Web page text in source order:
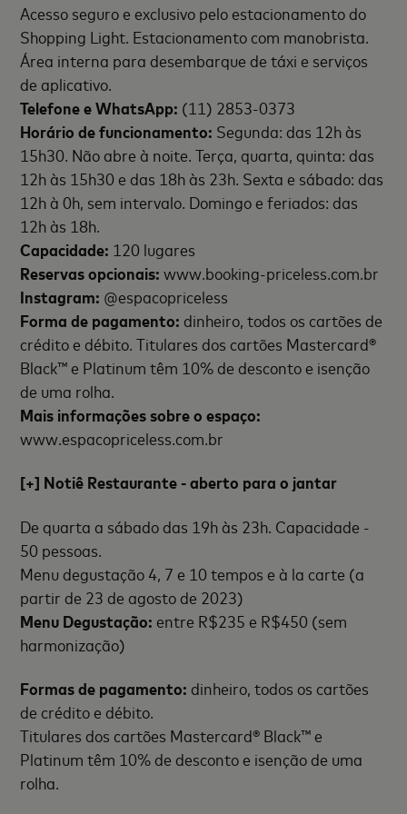
Acesso seguro e exclusivo pelo estacionamento do
Shopping Light. Estacionamento com manobrista.
Área interna para desembarque de táxi e serviços
de aplicativo.
Telefone e WhatsApp: (11) 2853-0373
Horário de funcionamento: Segunda: das 12h às
15h30. Não abre à noite. Terça, quarta, quinta: das
12h às 15h30 e das 18h às 23h. Sexta e sábado: das
12h à 0h, sem intervalo. Domingo e feriados: das
12h às 18h.
Capacidade: 120 lugares
Reservas opcionais: www.booking-priceless.com.br
Instagram: @espacopriceless
Forma de pagamento: dinheiro, todos os cartões de
crédito e débito. Titulares dos cartões Mastercard®
Black™ e Platinum têm 10% de desconto e isenção
de uma rolha.
Mais informações sobre o espaço:
www.espacopriceless.com.br
[+] Notiê Restaurante - aberto para o jantar
De quarta a sábado das 19h às 23h. Capacidade -
50 pessoas.
Menu degustação 4, 7 e 10 tempos e à la carte (a
partir de 23 de agosto de 2023)
Menu Degustação: entre R$235 e R$450 (sem
harmonização)
Formas de pagamento: dinheiro, todos os cartões
de crédito e débito.
Titulares dos cartões Mastercard® Black™ e
Platinum têm 10% de desconto e isenção de uma
rolha.